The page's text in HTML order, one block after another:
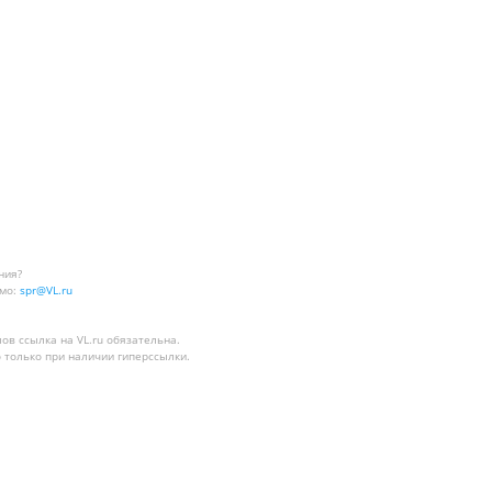
spr@VL.ru
ссылка на VL.ru обязательна.
при наличии гиперссылки.